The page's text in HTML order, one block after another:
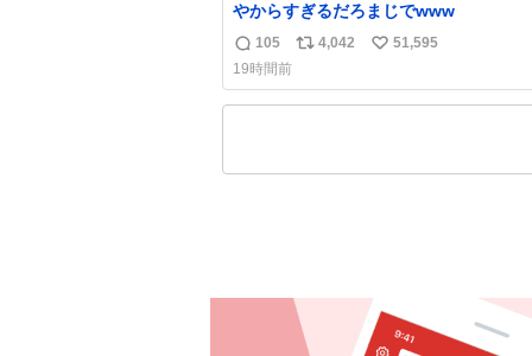
やからすぎるだろまじでwww
返
信
数
105
リ
ス
4,042
い
ね
51,595
19時間前